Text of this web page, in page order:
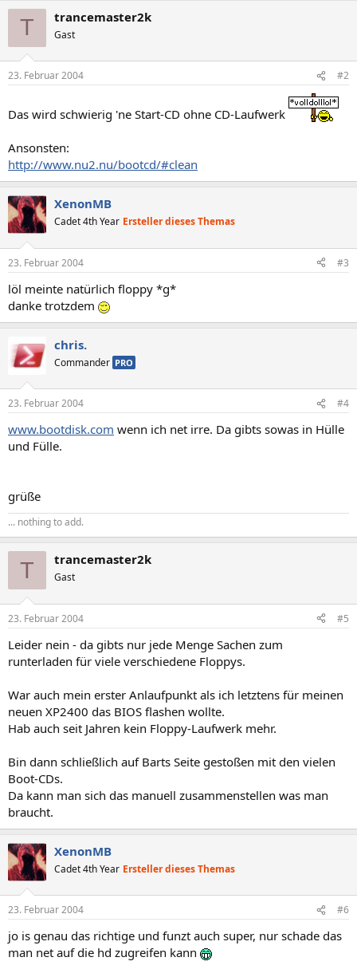
T trancemaster2k
Gast
23. Februar 2004 #2
Das wird schwierig 'ne Start-CD ohne CD-Laufwerk
Ansonsten:
http://www.nu2.nu/bootcd/#clean
XenonMB
Cadet 4th Year Ersteller dieses Themas
23. Februar 2004 #3
löl meinte natürlich floppy *g*
danke trotzdem
chris.
Commander PRO
23. Februar 2004 #4
www.bootdisk.com wenn ich net irre. Da gibts sowas in Hülle
und Fülle.
grüße
... nothing to add.
T trancemaster2k
Gast
23. Februar 2004 #5
Leider nein - da gibts nur jede Menge Sachen zum
runterladen für viele verschiedene Floppys.
War auch mein erster Anlaufpunkt als ich letztens für meinen
neuen XP2400 das BIOS flashen wollte.
Hab auch seit Jahren kein Floppy-Laufwerk mehr.
Bin dann schließlich auf Barts Seite gestoßen mit den vielen
Boot-CDs.
Da kann man sich das manuell zusammenstellen was man
braucht.
XenonMB
Cadet 4th Year Ersteller dieses Themas
23. Februar 2004 #6
jo is genau das richtige und funzt auch super, nur schade das
man net auf die hd zugreifen kann